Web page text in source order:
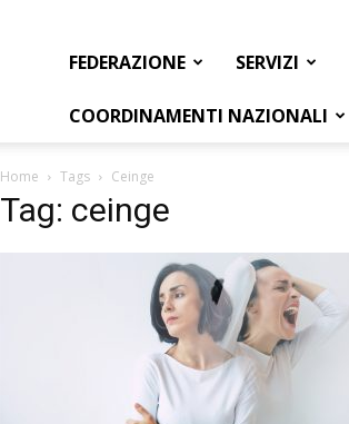
FEDERAZIONE SERVIZI
COORDINAMENTI NAZIONALI
Home Tags Ceinge
Tag: ceinge